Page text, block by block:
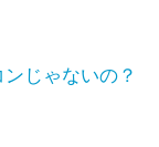
じゃないの？